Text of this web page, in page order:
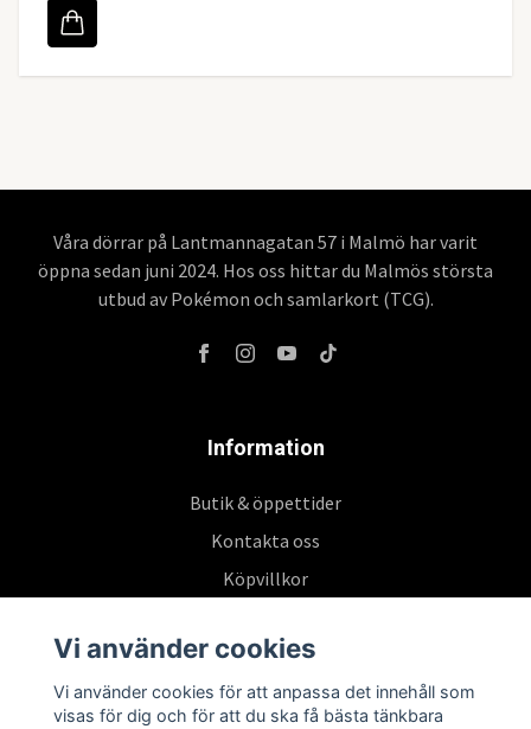
Våra dörrar på Lantmannagatan 57 i Malmö har varit
öppna sedan juni 2024. Hos oss hittar du Malmös största
utbud av Pokémon och samlarkort (TCG).
Information
Butik & öppettider
Kontakta oss
Köpvillkor
Prenumerera på vårt nyhetsbrev
Vi använder cookies
Vi använder cookies för att anpassa det innehåll som
visas för dig och för att du ska få bästa tänkbara